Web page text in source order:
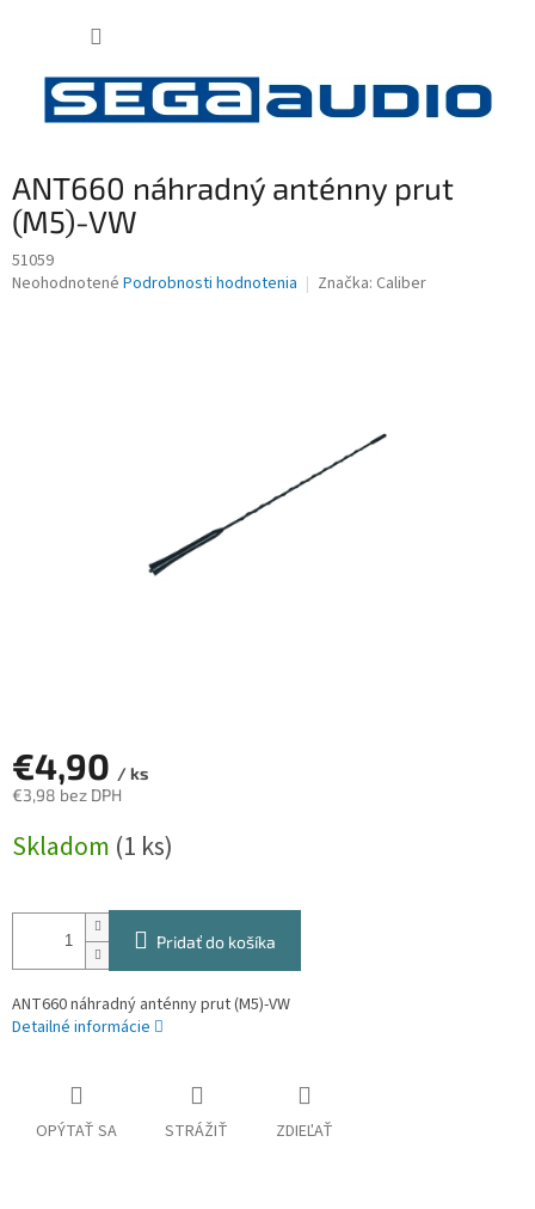
ANT660 náhradný anténny prut
(M5)-VW
51059
Priemerné
Neohodnotené Podrobnosti hodnotenia Značka: Caliber
€4,90 / ks
€3,98 bez DPH
cena:
Skladom (1 ks)
Pridať do košíka
ANT660 náhradný anténny prut (M5)-VW
Detailné informácie
OPÝTAŤ SA STRÁŽIŤ ZDIEĽAŤ